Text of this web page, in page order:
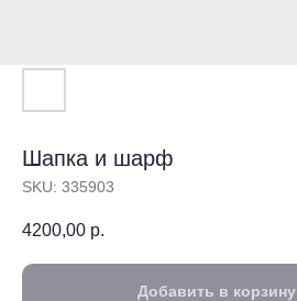
Шапка и шарф
SKU: 335903
4200,00 р.
Добавить в корзину